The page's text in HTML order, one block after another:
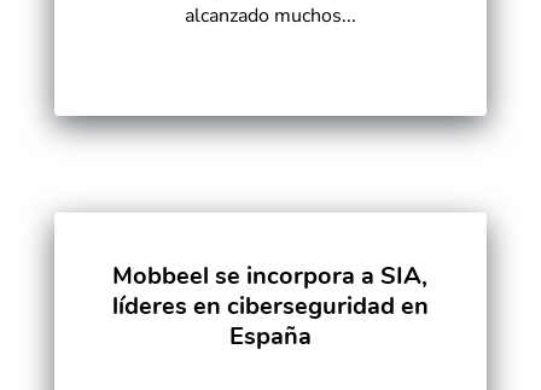
alcanzado muchos...
Mobbeel se incorpora a SIA,
líderes en ciberseguridad en
España